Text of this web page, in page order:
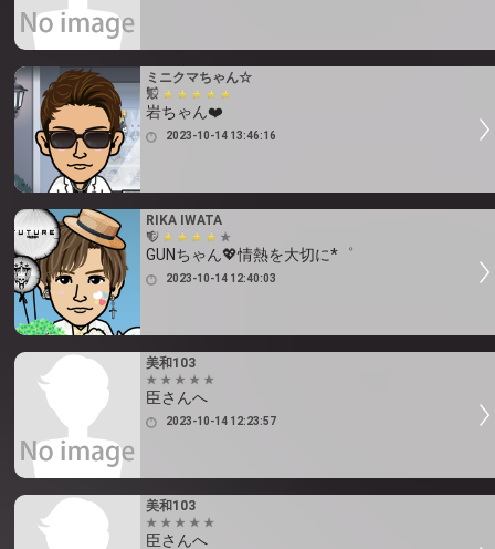
ミニクマちゃん☆
岩ちゃん❤️
2023-10-14 13:46:16
RIKA IWATA
GUNちゃん💖情熱を大切に*゜
2023-10-14 12:40:03
美和103
臣さんへ
2023-10-14 12:23:57
美和103
臣さんへ